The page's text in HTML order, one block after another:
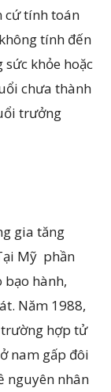
cứ tính toán
tính đến
khỏe hoặc
chưa thành
trưởng
gia tăng
Mỹ phần
hành,
Năm 1988,
trường hợp tử
nam gấp đôi
nguyên nhân